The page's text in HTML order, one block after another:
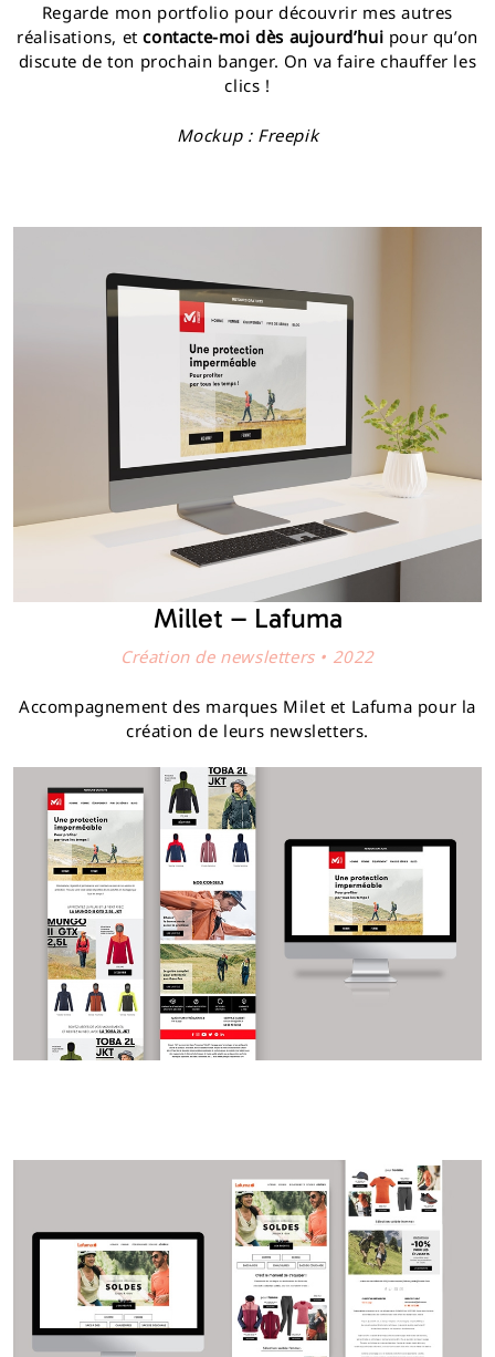
Regarde mon portfolio pour découvrir mes autres
réalisations, etcontacte-moi dès aujourd’hui pour qu’on
discute de ton prochain banger. On va faire chauffer les
clics !
Mockup : Freepik
Millet – Lafuma
Création de newsletters • 2022
Accompagnement des marques Milet et Lafuma pour la
création de leurs newsletters.